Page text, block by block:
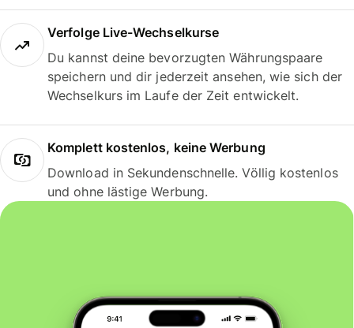
Verfolge Live-Wechselkurse
Du kannst deine bevorzugten Währungspaare
speichern und dir jederzeit ansehen, wie sich der
Wechselkurs im Laufe der Zeit entwickelt.
Komplett kostenlos, keine Werbung
Download in Sekundenschnelle. Völlig kostenlos
und ohne lästige Werbung.